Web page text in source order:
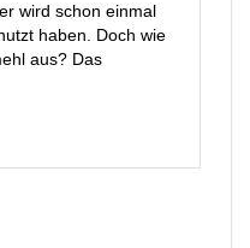
wird schon einmal
haben. Doch wie
aus? Das